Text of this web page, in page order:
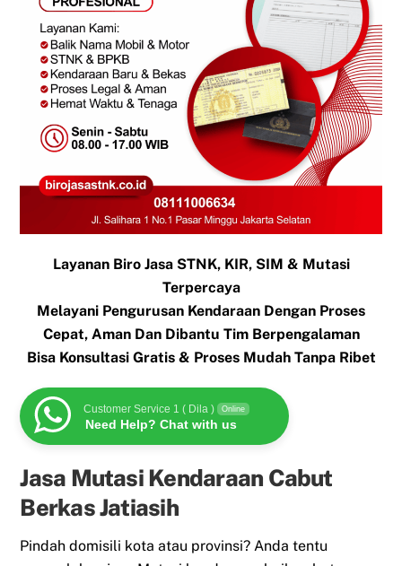
Layanan Biro Jasa STNK, KIR, SIM & Mutasi
Terpercaya
Melayani Pengurusan Kendaraan Dengan Proses
Cepat, Aman Dan Dibantu Tim Berpengalaman
Bisa Konsultasi Gratis & Proses Mudah Tanpa Ribet
Customer Service 1 ( Dila ) Online
Need Help? Chat with us
Jasa Mutasi Kendaraan Cabut
Berkas Jatiasih
Pindah domisili kota atau provinsi? Anda tentu